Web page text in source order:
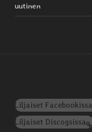
uutinen
Liljaiset Facebookissa
Liljaiset Discogsissa